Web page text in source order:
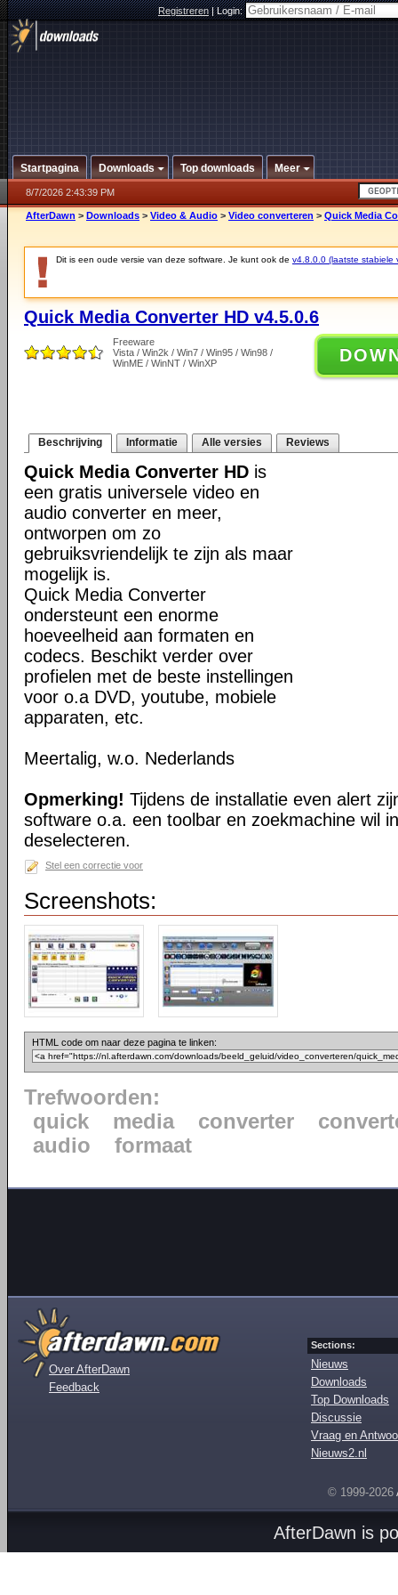
Registreren|Login:
Startpagina Downloads Top downloads Meer
8/7/2026 2:43:39 PM
AfterDawn > Downloads > Video & Audio > Video converteren > Quick Media
Dit is een oude versie van deze software. Je kunt ook de v4.8.0.0 (laatste stabiele
Quick Media Converter HD v4.5.0.6
Freeware
Vista / Win2k / Win7 / Win95 / Win98 /
WinME / WinNT / WinXP
Beschrijving Informatie Alle versies Reviews
Quick Media Converter HD is
een gratis universele video en
audio converter en meer,
ontworpen om zo
gebruiksvriendelijk te zijn als maar
mogelijk is.
Quick Media Converter
ondersteunt een enorme
hoeveelheid aan formaten en
codecs. Beschikt verder over
profielen met de beste instellingen
voor o.a DVD, youtube, mobiele
apparaten, etc.
Meertalig, w.o. Nederlands
Opmerking! Tijdens de installatie even alert
software o.a. een toolbar en zoekmachine wil
deselecteren.
Stel een correctie voor
Screenshots:
HTML code om naar deze pagina te linken:
Trefwoorden:
quick
media converter
audio
formaat
Over AfterDawn
Feedback
Sections:
Nieuws
Downloads
Top Downloads
Discussie
Vraag en
Nieuws2.nl
© 1999-2026
AfterDawn is